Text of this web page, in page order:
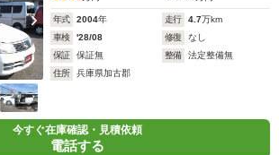
年式 2004年 走行 4.7万km
車検
'28/08 修復
なし
保証
保証無 整備
法定整備無
住所
兵庫県加古郡
今すぐ在庫確認・見積依頼
電話する